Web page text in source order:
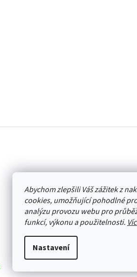
Abychom zlepšili Váš zážitek z
cookies, umožňující pohodlné
analýzu provozu webu pro
funkcí, výkonu a použitelnosti.
Nastavení